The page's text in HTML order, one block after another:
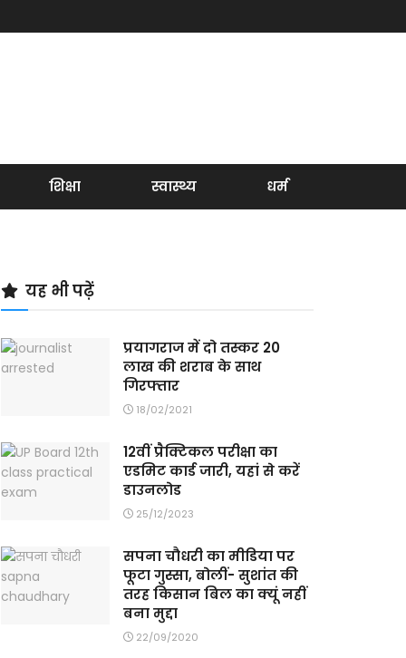
शिक्षा स्वास्थ्य धर्म
यह भी पढ़ें
प्रयागराज में दो तस्कर 20
लाख की शराब के साथ
गिरफ्तार
18/02/2021
12वीं प्रैक्टिकल परीक्षा का
एडमिट कार्ड जारी, यहां से करें
डाउनलोड
25/12/2023
सपना चौधरी का मीडिया पर
फूटा गुस्सा, बोलीं- सुशांत की
तरह किसान बिल का क्यूं नहीं
बना मुद्दा
22/09/2020